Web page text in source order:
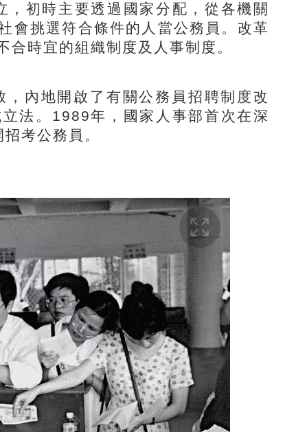
初時主要透過國家分配，從各機關
會挑選符合條件的人當公務員。改革
時宜的組織制度及人事制度。
內地開啟了有關公務員招聘制度改
法。1989年，國家人事部首次在深
考公務員。